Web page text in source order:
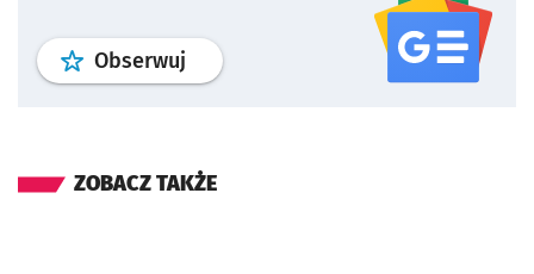
Obserwuj profil serwisu
ZOBACZ TAKŻE